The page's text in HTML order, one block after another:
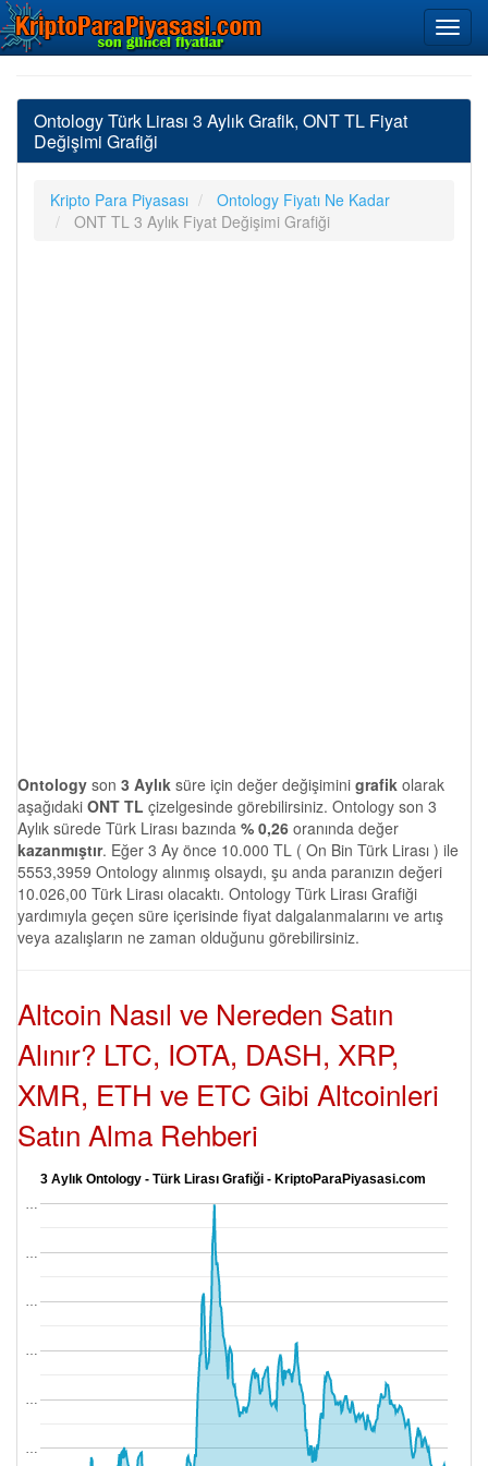
Ontology Türk Lirası 3 Aylık Grafik, ONT TL Fiyat
Değişimi Grafiği
Kripto Para Piyasası
Ontology Fiyatı Ne Kadar
ONT TL 3 Aylık Fiyat Değişimi Grafiği
Ontology son 3 Aylık süre için değer değişimini grafik olarak
aşağıdaki ONT TL çizelgesinde görebilirsiniz. Ontology son 3
Aylık sürede Türk Lirası bazında % 0,26 oranında değer
kazanmıştır. Eğer 3 Ay önce 10.000 TL ( On Bin Türk Lirası ) ile
5553,3959 Ontology alınmış olsaydı, şu anda paranızın değeri
10.026,00 Türk Lirası olacaktı. Ontology Türk Lirası Grafiği
yardımıyla geçen süre içerisinde fiyat dalgalanmalarını ve artış
veya azalışların ne zaman olduğunu görebilirsiniz.
Altcoin Nasıl ve Nereden Satın
Alınır? LTC, IOTA, DASH, XRP,
XMR, ETH ve ETC Gibi Altcoinleri
Satın Alma Rehberi
3 Aylık Ontology - Türk Lirası Grafiği - KriptoParaPiyasasi.com
…
…
…
…